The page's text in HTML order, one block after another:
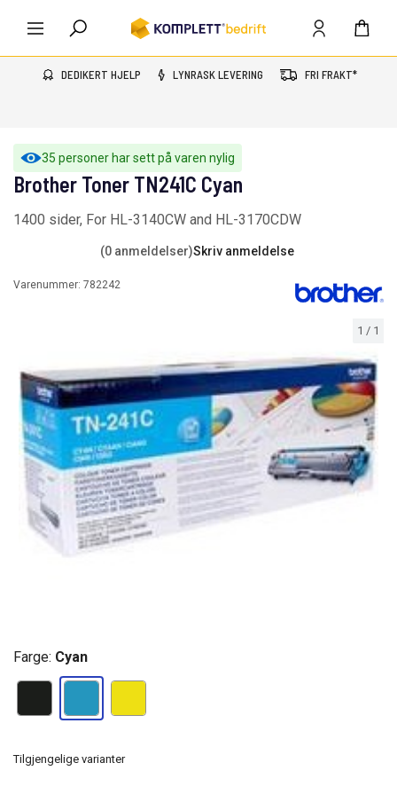
DEDIKERT HJELP LYNRASK LEVERING FRI FRAKT*
35 personer har sett på varen nylig
1 / 1
Brother Toner TN241C Cyan
1400 sider, For HL-3140CW and HL-3170CDW
(0 anmeldelser)Skriv anmeldelse
Varenummer: 782242
Farge: Cyan
Tilgjengelige varianter